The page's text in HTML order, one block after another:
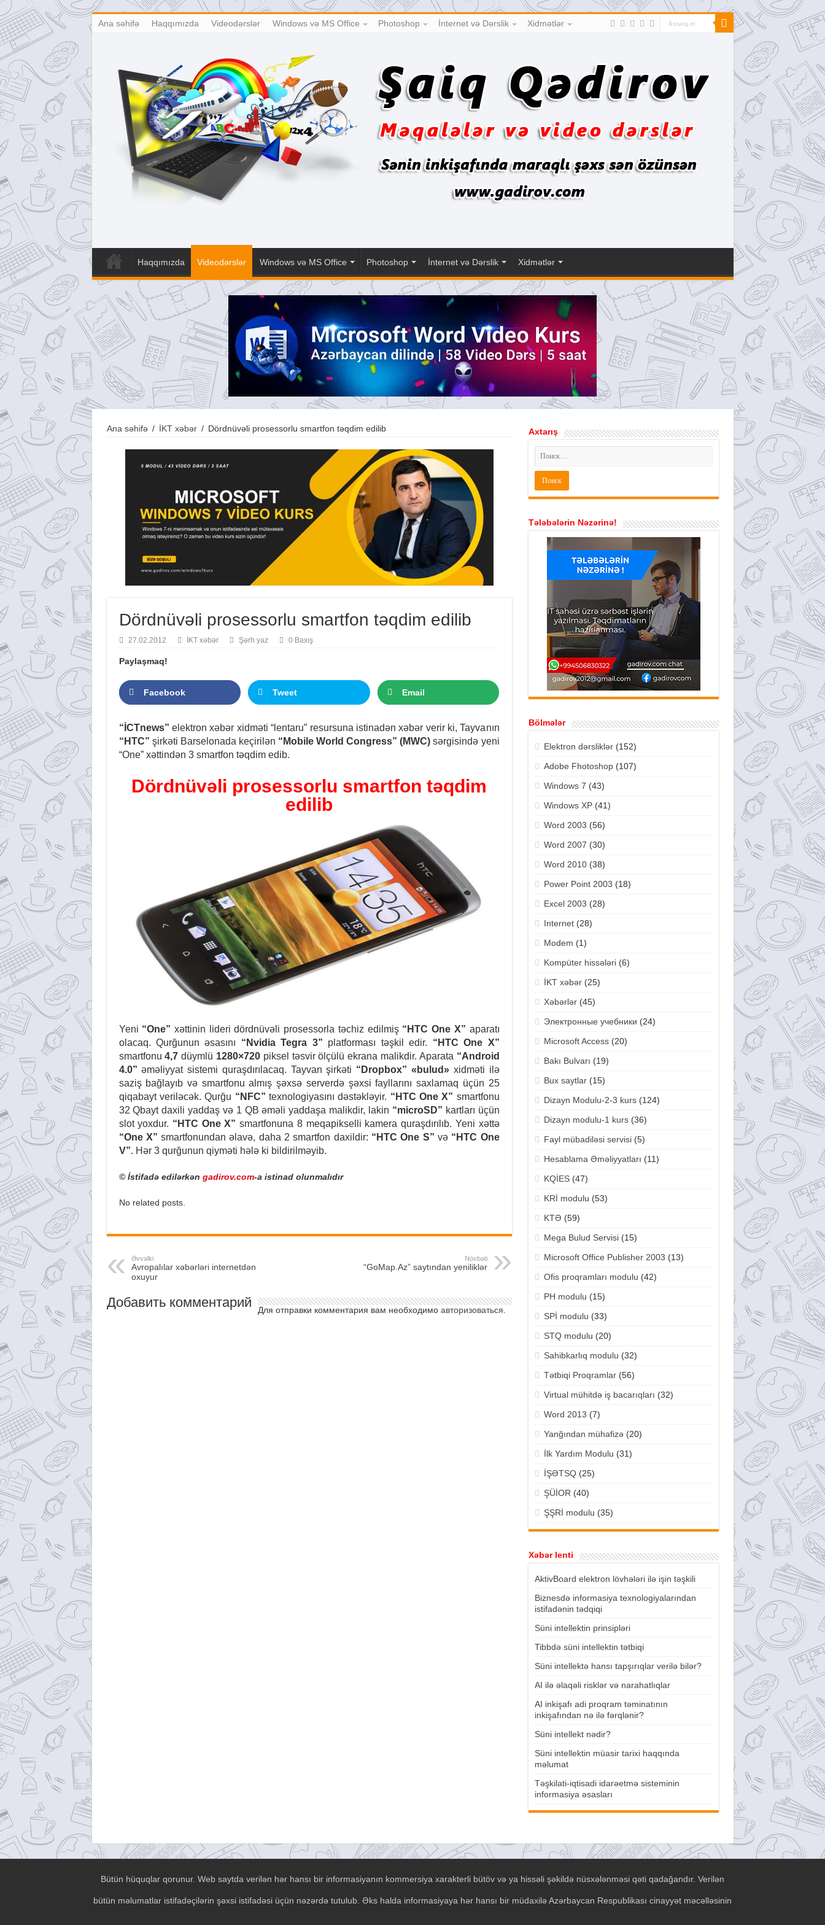
Ana səhifə Haqqımızda Videodərslər Windows və MS Office Photoshop İnternet və Dərslik Xidmətlər
Haqqımızda Videodərslər Windows və MS Office Photoshop İnternet və Dərslik Xidmətlər
Ana səhifə / İKT xəbər / Dördnüvəli prosessorlu smartfon təqdim edilib
Dördnüvəli prosessorlu smartfon təqdim edilib
27.02.2012 İKT xəbər Şərh yaz 0 Baxış
Paylaşmaq!
Facebook Tweet Email
“İCTnews” elektron xəbər xidməti “lentaru” resursuna istinadən xəbər verir ki, Tayvanın
“HTC” şirkəti Barselonada keçirilən “Mobile World Congress” (MWC) sərgisində yeni
“One” xəttindən 3 smartfon təqdim edib.
Dördnüvəli prosessorlu smartfon təqdim
edilib
Yeni “One” xəttinin lideri dördnüvəli prosessorla təchiz edilmiş “HTC One X” aparatı
olacaq. Qurğunun əsasını “Nvidia Tegra 3” platforması təşkil edir. “HTC One X”
smartfonu4,7 düymlü 1280×720piksel təsvir ölçülü ekrana malikdir. Aparata “Android
4.0” əməliyyat sistemi quraşdırılacaq. Tayvan şirkəti “Dropbox” «bulud»xidməti ilə
saziş bağlayıb və smartfonu almış şəxsə serverdə şəxsi fayllarını saxlamaq üçün 25
qiqabayt veriləcək.Qurğu “NFC” texnologiyasını dəstəkləyir. “HTC One X” smartfonu
32 Qbayt daxili yaddaş və 1 QB əməli yaddaşa malikdir, lakin “microSD” kartları üçün
slot yoxdur. “HTC One X” smartfonuna 8 meqapikselli kamera quraşdırılıb. Yeni xəttə
“One X” smartfonundan əlavə, daha 2 smartfon daxildir: “HTC One S” və “HTC One
V”. Hər 3 qurğunun qiyməti hələ ki bildirilməyib.
© İstifadə edilərkən gadirov.com-a istinad olunmalıdır
No related posts.
Əvvəlki
Avropalılar xəbərləri internetdən
oxuyur
Növbəti
“GoMap.Az” saytından yeniliklər
Добавить комментарий Для отправки комментария вам необходимо авторизоваться
Axtarış
Tələbələrin Nəzərinə!
Bölmələr
Elektron dərsliklər(152)
Adobe Fhotoshop(107)
Windows 7 (43)
Windows XP(41)
Word 2003 (56)
Word 2007 (30)
Word 2010(38)
Power Point 2003 (18)
Excel 2003 (28)
Internet(28)
Modem (1)
Kompüter hissələri(6)
İKT xəbər(25)
Xəbərlər(45)
Электронные учебники (24)
Microsoft Access(20)
Bakı Bulvarı (19)
Bux saytlar(15)
Dizayn Modulu-2-3 kurs(124)
Dizayn modulu-1 kurs(36)
Fayl mübadiləsi servisi(5)
Hesablama Əməliyyatları (11)
KQİES(47)
KRİ modulu (53)
KTƏ (59)
Mega Bulud Servisi(15)
Microsoft Office Publisher 2003 (13)
Ofis proqramları modulu (42)
PH modulu (15)
SPİ modulu (33)
STQ modulu (20)
Sahibkarlıq modulu (32)
Tətbiqi Proqramlar(56)
Virtual mühitdə iş bacarıqları (32)
Word 2013 (7)
Yanğından mühafizə(20)
İlk Yardım Modulu (31)
İŞƏTSQ(25)
ŞÜİOR (40)
ŞŞRİ modulu (35)
Xəbər lenti
AktivBoard elektron lövhələri ilə işin təşkili
Biznesdə informasiya texnologiyalarından
istifadənin tədqiqi
Süni intellektin prinsipləri
Tibbdə süni intellektin tətbiqi
Süni intellektə hansı tapşırıqlar verilə bilər?
AI ilə əlaqəli risklər və narahatlıqlar
AI inkişafı adi proqram təminatının
inkişafından nə ilə fərqlənir?
Süni intellekt nədir?
Süni intellektin müasir tarixi haqqında
məlumat
Təşkilati-iqtisadi idarəetmə sisteminin
informasiya əsasları
Bütün hüquqlar qorunur. Web saytda verilən hər hansı bir informasiyanın kommersiya xarakterli bütöv və ya hissəli şəkildə nüsxələnməsi qəti qadağandır. Verilən
bütün məlumatlar istifadəçilərin şəxsi istifadəsi üçün nəzərdə tutulub. Əks halda informasiyaya hər hansı bir müdaxilə Azərbaycan Respublikası cinayyət məcəlləsinin